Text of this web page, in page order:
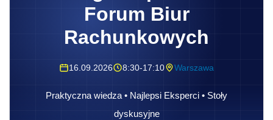
Forum Biur
Rachunkowych
16.09.2026 8:30-17:10 Warszawa
Praktyczna wiedza • Najlepsi Eksperci • Stoły
dyskusyjne